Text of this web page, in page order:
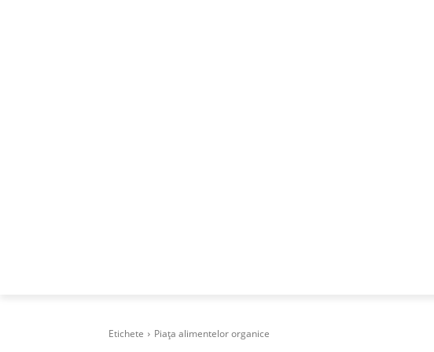
Etichete Piața alimentelor organice